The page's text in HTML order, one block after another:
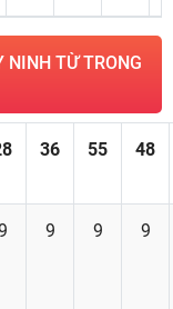
NINH TỪ TRONG
36 55 48
9 9 9